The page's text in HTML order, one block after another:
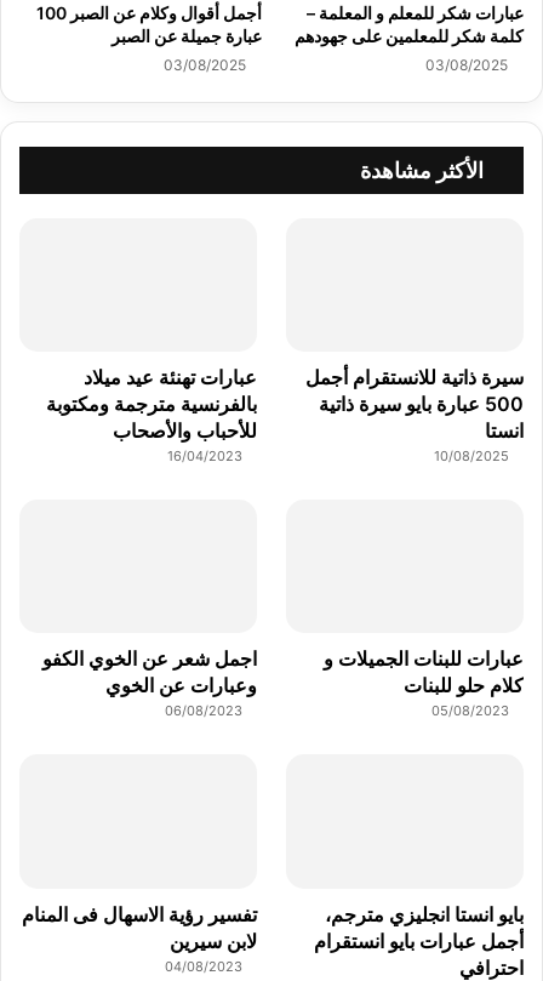
عبارات شكر للمعلم و المعلمة –
كلمة شكر للمعلمين على جهودهم
03/08/2025
أجمل أقوال وكلام عن الصبر 100
عبارة جميلة عن الصبر
03/08/2025
الأكثر مشاهدة
سيرة ذاتية للانستقرام أجمل
500 عبارة بايو سيرة ذاتية
انستا
10/08/2025
عبارات تهنئة عيد ميلاد
بالفرنسية مترجمة ومكتوبة
للأحباب والأصحاب
16/04/2023
عبارات للبنات الجميلات و
كلام حلو للبنات
05/08/2023
اجمل شعر عن الخوي الكفو
وعبارات عن الخوي
06/08/2023
بايو انستا انجليزي مترجم،
أجمل عبارات بايو انستقرام
احترافي
تفسير رؤية الاسهال فى المنام
لابن سيرين
04/08/2023